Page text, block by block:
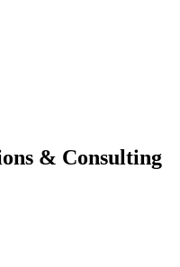
& Consulting